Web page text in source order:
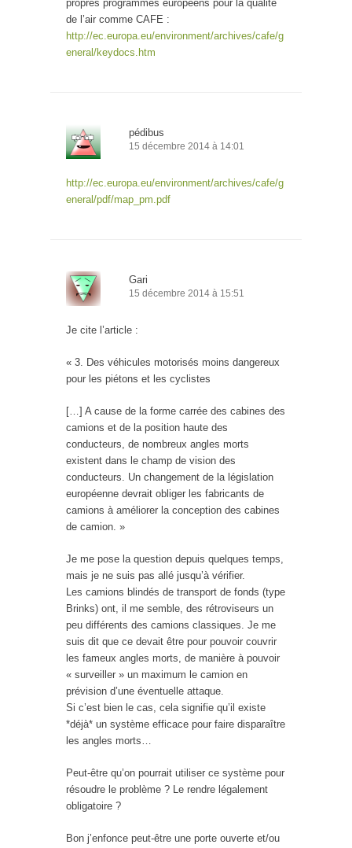
propres programmes européens pour la qualité
de l’air comme CAFE :
http://ec.europa.eu/environment/archives/cafe/g
eneral/keydocs.htm
pédibus
15 décembre 2014 à 14:01
http://ec.europa.eu/environment/archives/cafe/g
eneral/pdf/map_pm.pdf
Gari
15 décembre 2014 à 15:51
Je cite l’article :
« 3. Des véhicules motorisés moins dangereux
pour les piétons et les cyclistes
[…] A cause de la forme carrée des cabines des
camions et de la position haute des
conducteurs, de nombreux angles morts
existent dans le champ de vision des
conducteurs. Un changement de la législation
européenne devrait obliger les fabricants de
camions à améliorer la conception des cabines
de camion. »
Je me pose la question depuis quelques temps,
mais je ne suis pas allé jusqu’à vérifier.
Les camions blindés de transport de fonds (type
Brinks) ont, il me semble, des rétroviseurs un
peu différents des camions classiques. Je me
suis dit que ce devait être pour pouvoir couvrir
les fameux angles morts, de manière à pouvoir
« surveiller » un maximum le camion en
prévision d’une éventuelle attaque.
Si c’est bien le cas, cela signifie qu’il existe
*déjà* un système efficace pour faire disparaître
les angles morts…
Peut-être qu’on pourrait utiliser ce système pour
résoudre le problème ? Le rendre légalement
obligatoire ?
Bon j’enfonce peut-être une porte ouverte et/ou